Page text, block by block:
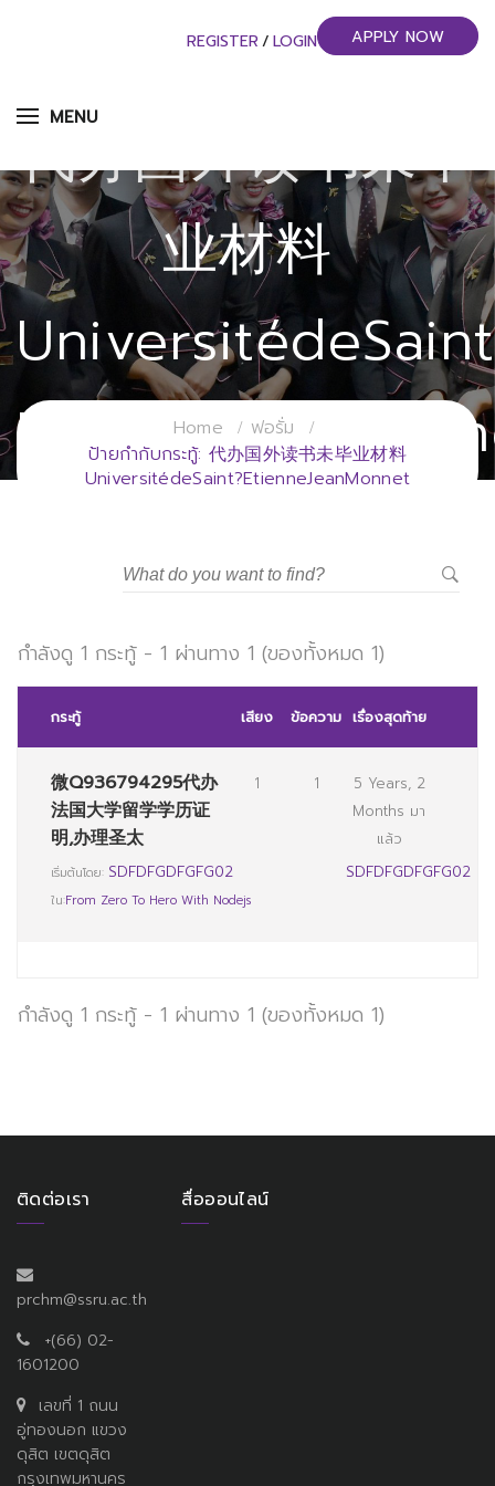
MENU
REGISTER / LOGIN APPLY NOW
代办国外读书未毕
业材料
วิทยาลัยการจัดการอุตสาหกรรมบริการ
Home
ฟอรั่ม
ป้ายกำกับกระทู้: 代办国外读书未毕业材料
UniversitédeSaint?EtienneJeanMonnet
กำลังดู 1 กระทู้ - 1 ผ่านทาง 1 (ของทั้งหมด 1)
กระทู้ เสียง ข้อความ เรื่องสุดท้าย
微Q936794295代办
法国大学留学学历证
明,办理圣太
เริ่มต้นโดย: SDFDFGDFGFG02
ใน:From Zero To Hero With Nodejs
1 1
5 Years, 2
Months มา
แล้ว
SDFDFGDFGFG02
กำลังดู 1 กระทู้ - 1 ผ่านทาง 1 (ของทั้งหมด 1)
ติดต่อเรา
prchm@ssru.ac.th
+(66) 02-
1601200
เลขที่ 1 ถนน
อู่ทองนอก แขวง
ดุสิต เขตดุสิต
กรุงเทพมหานคร
สื่อออนไลน์